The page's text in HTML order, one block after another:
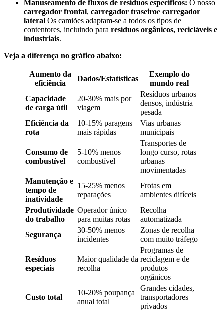
Manuseamento de fluxos de resíduos específicos: O nosso
carregador frontal, carregador traseiroe carregador
lateral Os camiões adaptam-se a todos os tipos de
contentores, incluindo para resíduos orgânicos, recicláveis e
industriais.
Veja a diferença no gráfico abaixo:
Aumento da
eficiência
Dados/Estatísticas
Exemplo do
mundo real
Capacidade
de carga útil
20-30% mais por
viagem
Resíduos urbanos
densos, indústria
pesada
Eficiência da
rota
10-15% paragens
mais rápidas
Vias urbanas
municipais
Consumo de
combustível
5-10% menos
combustível
Transportes de
longo curso, rotas
urbanas
movimentadas
Manutenção e
tempo de
inatividade
15-25% menos
reparações
Frotas em
ambientes difíceis
Produtividade
do trabalho
Operador único
para muitas rotas
Recolha
automatizada
Segurança
30-50% menos
incidentes
Zonas de recolha
com muito tráfego
Resíduos
especiais
Maior qualidade da
recolha
Programas de
reciclagem e de
produtos
orgânicos
Custo total
10-20% poupança
anual total
Grandes cidades,
transportadores
privados